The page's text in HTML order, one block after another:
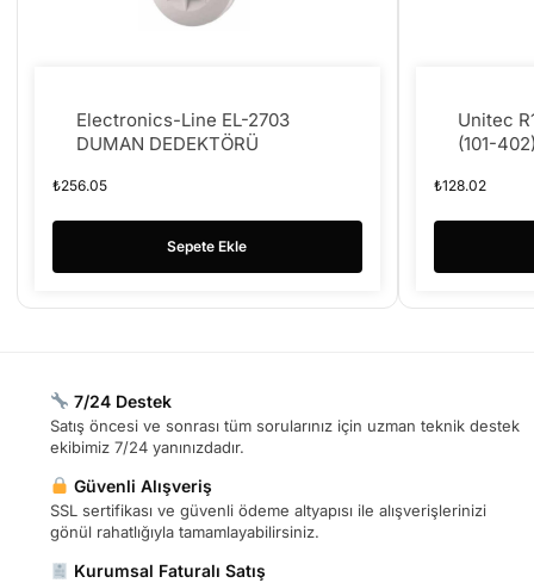
Electronics-Line EL-2703
DUMAN DEDEKTÖRÜ
₺256.05
Sepete Ekle
Unitec
(101-
₺128.02
7/24 Destek
Satış öncesi ve sonrası tüm sorularınız için uzman teknik destek
ekibimiz 7/24 yanınızdadır.
Güvenli Alışveriş
SSL sertifikası ve güvenli ödeme altyapısı ile alışverişlerinizi
gönül rahatlığıyla tamamlayabilirsiniz.
Kurumsal Faturalı Satış